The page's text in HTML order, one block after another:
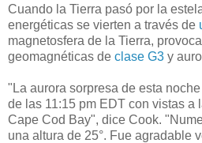
Cuando la Tierra pasó por la
energéticas se vierten a través de
magnetosfera de la Tierra,
geomagnéticas de clase G3 y
"La aurora sorpresa de esta
de las 11:15 pm EDT con vistas a
Cape Cod Bay", dice Cook.
una altura de 25°. Fue agradable